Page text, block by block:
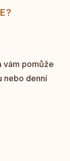
vám pomůže
nebo denní